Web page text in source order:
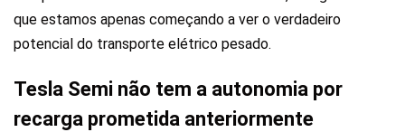
que estamos apenas começando a ver o verdadeiro
potencial do transporte elétrico pesado.
Tesla Semi não tem a autonomia por
recarga prometida anteriormente